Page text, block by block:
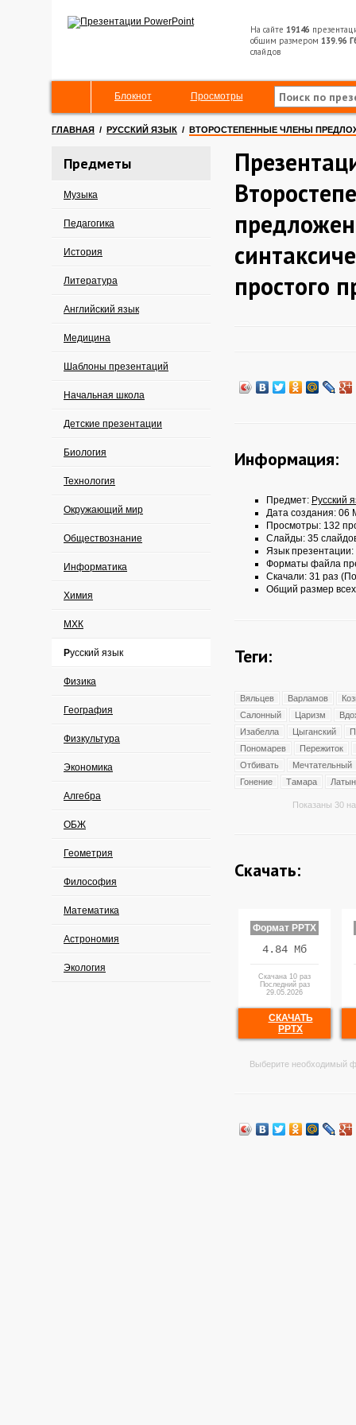
На сайте 19146
общим размером 139.96
слайдов
Блокнот Просмотры
ГЛАВНАЯ / РУССКИЙ ЯЗЫК / ВТОРОСТЕПЕННЫЕ ЧЛЕНЫ
Предметы
Музыка
Педагогика
История
Литература
Английский язык
Медицина
Шаблоны презентаций
Начальная школа
Детские презентации
Биология
Технология
Окружающий мир
Обществознание
Информатика
Химия
МХК
Русский язык
Физика
География
Физкультура
Экономика
Алгебра
ОБЖ
Геометрия
Философия
Математика
Астрономия
Экология
простого
Информация:
Предмет: Русский
Дата создания: 06
Просмотры: 132
Слайды: 35
Язык презентации:
Форматы файла
Скачали: 31 раз
Общий размер
Теги:
Вяльцев Варламов
Салонный
Царизм
Изабелла
Цыганский
Пономарев
Пережиток
Отбивать
Мечтательный
Гонение
Тамара
Показаны 30
Скачать:
Формат PPTX
4.84 Мб
Скачана 10 раз
Последний раз
29.05.2026
СКАЧАТЬ
PPTX
Выберите необходимый